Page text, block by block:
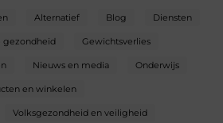
Alternatief Blog Diensten
gezondheid Gewichtsverlies
Nieuws en media Onderwijs
en winkelen
Volksgezondheid en veiligheid